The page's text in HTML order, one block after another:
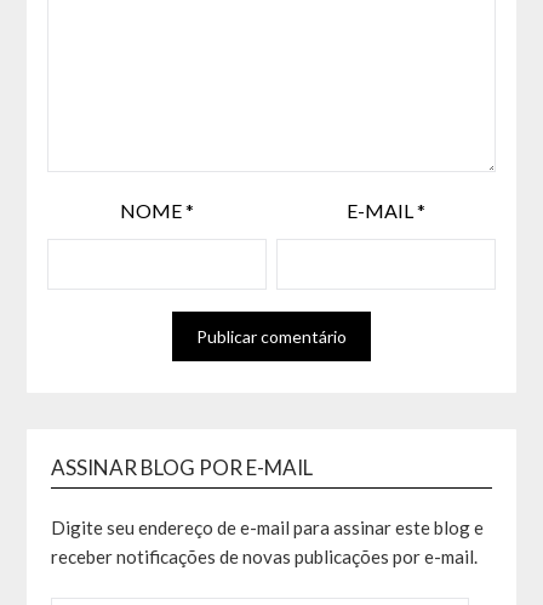
NOME* E-MAIL*
ASSINAR BLOG POR E-MAIL
Digite seu endereço de e-mail para assinar este blog e
receber notificações de novas publicações por e-mail.